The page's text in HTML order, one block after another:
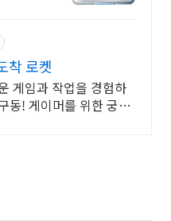
착 로켓
게임과 작업을 경험하
동! 게이머를 위한 궁극